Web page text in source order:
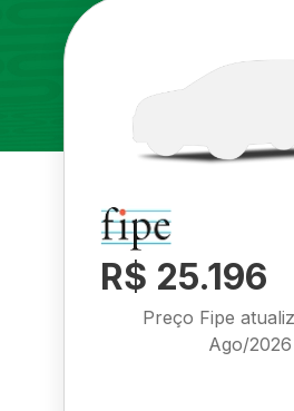
R$ 25.196
Preço Fipe
Ago/2026